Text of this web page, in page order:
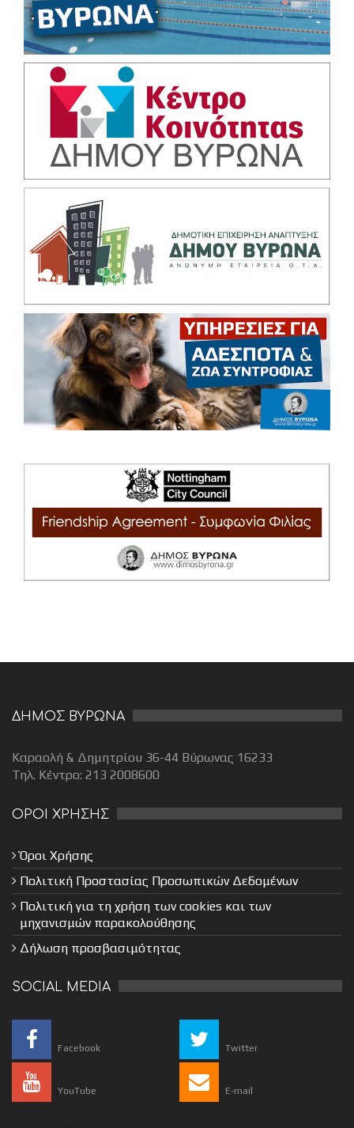
ΔΗΜΟΣ ΒΥΡΩΝΑ
Καραολή & Δημητρίου 36-44 Βύρωνας 16233
Τηλ. Κέντρο: 213 2008600
ΟΡΟΙ ΧΡΗΣΗΣ
Όροι Χρήσης
Πολιτική Προστασίας Προσωπικών Δεδομένων
Πολιτική για τη χρήση των cookies και των
μηχανισμών παρακολούθησης
Δήλωση προσβασιμότητας
SOCIAL MEDIA
Facebook Twitter
YouTube E-mail